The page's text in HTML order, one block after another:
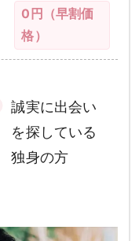
0円（早割価
格）
誠実に出会い
を探している
独身の方